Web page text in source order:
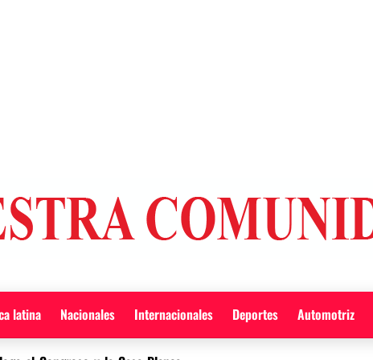
latina Nacionales Internacionales Deportes Automotriz